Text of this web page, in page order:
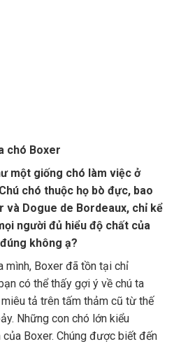
chó Boxer
một giống chó làm việc ở
chó thuộc họ bò đực, bao
và Dogue de Bordeaux, chỉ kể
người đủ hiểu độ chất của
không ạ?
mình, Boxer đã tồn tại chỉ
có thể thấy gợi ý về chú ta
tả trên tấm thảm cũ từ thế
Những con chó lớn kiểu
Boxer. Chúng được biết đến